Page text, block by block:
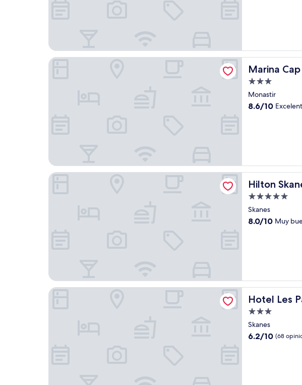
Marina
Marina Cap
Propiedad
de
3.0
Monastir
8.6
8.6/10
Marina Cap Monastir Appart Hôtel
Hilton
Hilton Skanes
Propiedad
de
5.0
Skanes
8.0
8.0/10 Muy
Hilton Skanes Monastir Beach Resort
Hotel Les
Hotel Les
Propiedad
de
3.0
Skanes
6.2
6.2/10 (68
Hotel Les Palmiers Beach Holiday Village